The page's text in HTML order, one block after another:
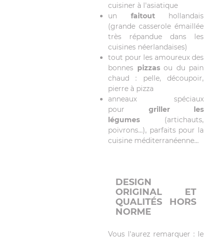
cuisiner à l'asiatique
un faitouthollandais
(grande casserole émaillée
très répandue dans les
cuisines néerlandaises)
tout pour les amoureux des
bonnes pizzasou du pain
chaud : pelle, découpoir,
pierre à pizza
anneaux spéciaux
pour griller les
légumes (artichauts,
poivrons...), parfaits pour la
cuisine méditerranéenne...
DESIGN
ORIGINAL ET
QUALITÉS HORS
NORME
Vous l'aurez remarquer : le